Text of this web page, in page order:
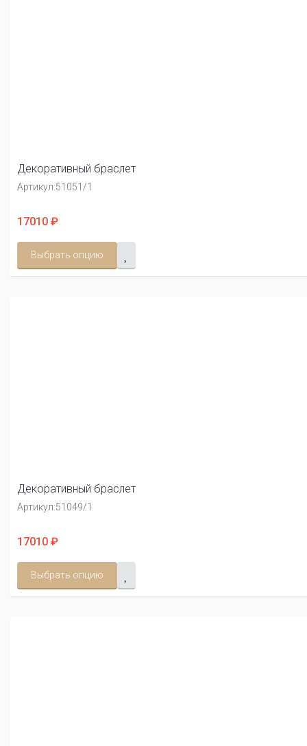
Декоративный браслет
Артикул:51051/1
17010 ₽
Выбрать опцию
Декоративный браслет
Артикул:51049/1
17010 ₽
Выбрать опцию